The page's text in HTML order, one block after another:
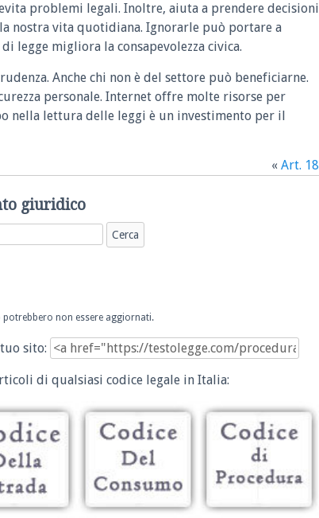
problemi legali. Inoltre, aiuta a prendere decisioni
nostra vita quotidiana. Ignorarle può portare a
legge migliora la consapevolezza civica.
Anche chi non è del settore può beneficiarne.
personale. Internet offre molte risorse per
nella lettura delle leggi è un investimento per il
« Art. 18
giuridico
non essere aggiornati.
sito:
di qualsiasi codice legale in Italia: